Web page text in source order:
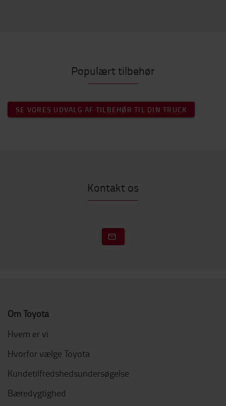
Populært tilbehør
SE VORES UDVALG AF TILBEHØR TIL DIN TRUCK
Kontakt os
Om Toyota
Hvem er vi
Hvorfor vælge Toyota
Kundetilfredshedsundersøgelse
Bæredygtighed